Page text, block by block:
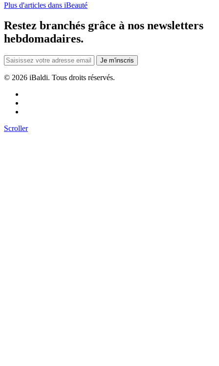
Plus d'articles dans iBeauté
Restez branchés grâce à nos newsletters
hebdomadaires.
Je m'inscris
© 2026 iBaldi. Tous droits réservés.
Scroller